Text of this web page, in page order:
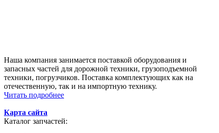
Наша компания занимается поставкой оборудования и
запасных частей для дорожной техники, грузоподъемной
техники, погрузчиков. Поставка комплектующих как на
отечественную, так и на импортную технику.
Читать подробнее
Карта сайта
Каталог запчастей: